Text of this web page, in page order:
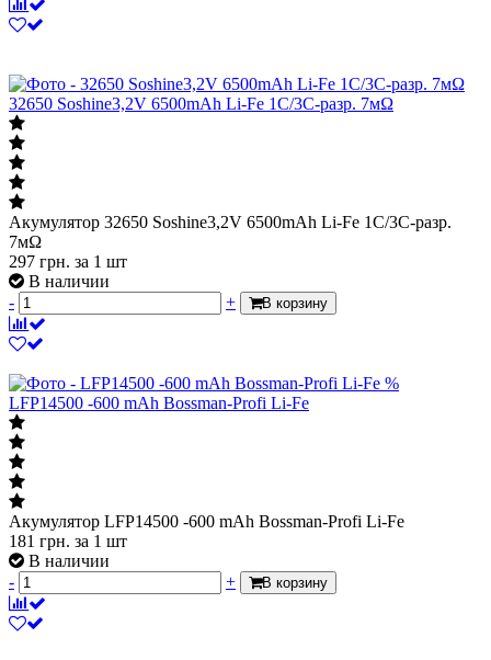
32650 Soshine3,2V 6500mAh Li-Fe 1C/3C-разр. 7мΩ
Акумулятор 32650 Soshine3,2V 6500mAh Li-Fe 1C/3C-разр.
7мΩ
297 грн. за 1 шт
В наличии
-
+ В корзину
%
LFP14500 -600 mAh Bossman-Profi Li-Fe
Акумулятор LFP14500 -600 mAh Bossman-Profi Li-Fe
181 грн. за 1 шт
В наличии
-
+ В корзину